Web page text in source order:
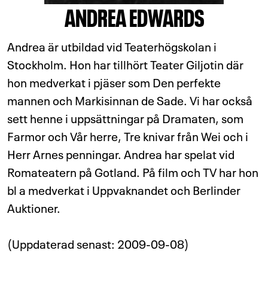
ANDREA EDWARDS
Andrea är utbildad vid Teaterhögskolan i
Stockholm. Hon har tillhört Teater Giljotin där
hon medverkat i pjäser som Den perfekte
mannen och Markisinnan de Sade. Vi har också
sett henne i uppsättningar på Dramaten, som
Farmor och Vår herre, Tre knivar från Wei och i
Herr Arnes penningar. Andrea har spelat vid
Romateatern på Gotland. På film och TV har hon
bl a medverkat i Uppvaknandet och Berlinder
Auktioner.
(Uppdaterad senast: 2009-09-08)